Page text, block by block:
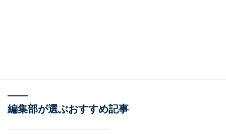
台風は夏や秋だけでなく、1年中発生しています。平年
編集部が選ぶおすすめ記事